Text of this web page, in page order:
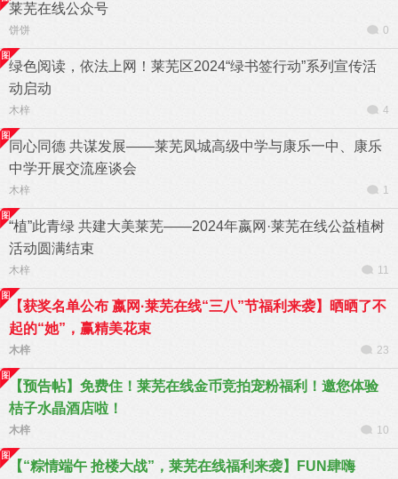
莱芜在线公众号
饼饼 0
绿色阅读，依法上网！莱芜区2024“绿书签行动”系列宣传活
动启动
木梓 4
同心同德 共谋发展——莱芜凤城高级中学与康乐一中、康乐
中学开展交流座谈会
木梓 1
“植”此青绿 共建大美莱芜——2024年嬴网·莱芜在线公益植树
活动圆满结束
木梓 11
【获奖名单公布 嬴网·莱芜在线“三八”节福利来袭】晒晒了不
起的“她”，赢精美花束
木梓 23
【预告帖】免费住！莱芜在线金币竞拍宠粉福利！邀您体验
桔子水晶酒店啦！
木梓 10
【“粽情端午 抢楼大战”，莱芜在线福利来袭】FUN肆嗨